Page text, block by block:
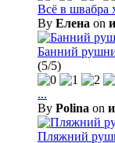
Всё в швабра
By Елена on
Банний
(5/5)
...
By Polina on
Пляжний